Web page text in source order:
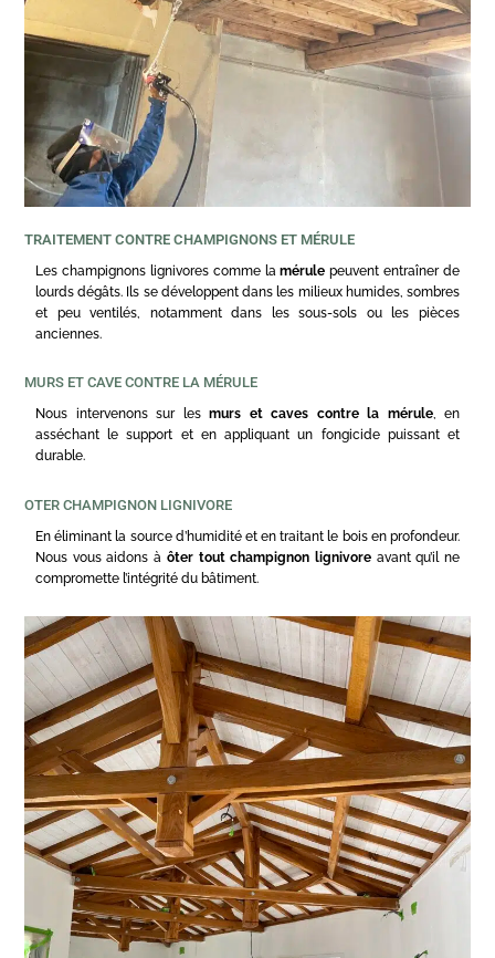
TRAITEMENT CONTRE CHAMPIGNONS ET MÉRULE
Les champignons lignivores comme lamérule peuvent entraîner de
lourds dégâts. Ils se développent dans les milieux humides, sombres
et peu ventilés, notamment dans les sous-sols ou les pièces
anciennes.
MURS ET CAVE CONTRE LA MÉRULE
Nous intervenons sur les murs et caves contre la mérule, en
asséchant le support et en appliquant un fongicide puissant et
durable.
OTER CHAMPIGNON LIGNIVORE
En éliminant la source d’humidité et en traitant le bois en profondeur.
Nous vous aidons à ôter tout champignon lignivoreavant qu’il ne
compromette l’intégrité du bâtiment.